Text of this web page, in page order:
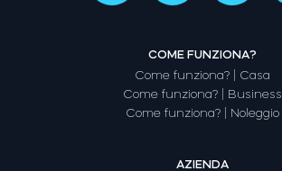
COME FUNZIONA?
Come funziona? | Casa
Come funziona? | Business
Come funziona? | Noleggio
AZIENDA